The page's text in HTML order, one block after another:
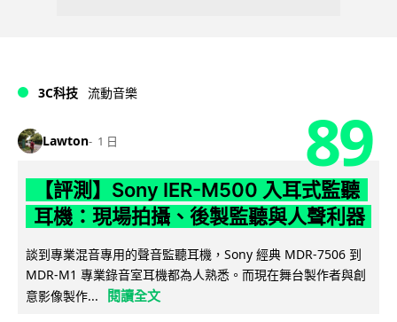
3C科技 流動音樂
Lawton 1 日 89
【評測】Sony IER-M500 入耳式監聽
耳機：現場拍攝、後製監聽與人聲利器
談到專業混音專用的聲音監聽耳機，Sony 經典 MDR-7506 到
MDR-M1 專業錄音室耳機都為人熟悉。而現在舞台製作者與創
意影像製作...
閱讀全文